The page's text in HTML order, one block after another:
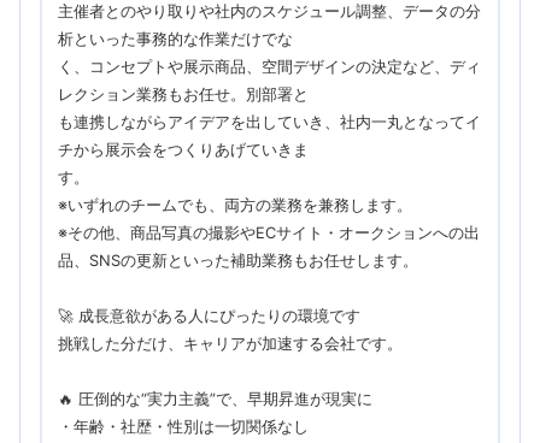
主催者とのやり取りや社内のスケジュール調整、データの分
析といった事務的な作業だけでな
く、コンセプトや展示商品、空間デザインの決定など、ディ
レクション業務もお任せ。別部署と
も連携しながらアイデアを出していき、社内一丸となってイ
チから展示会をつくりあげていきま
す。
※いずれのチームでも、両方の業務を兼務します。
※その他、商品写真の撮影やECサイト・オークションへの出
品、SNSの更新といった補助業務もお任せします。
🚀 成長意欲がある人にぴったりの環境です
挑戦した分だけ、キャリアが加速する会社です。
🔥 圧倒的な“実力主義”で、早期昇進が現実に
・年齢・社歴・性別は一切関係なし